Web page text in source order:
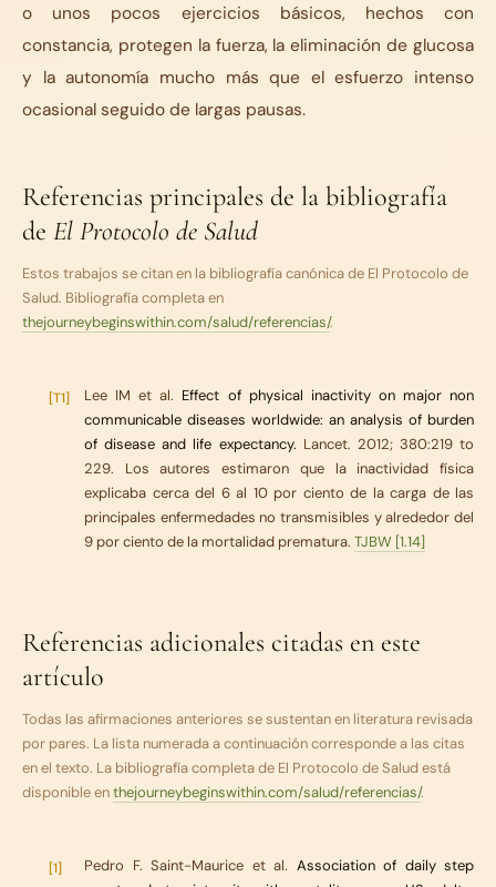
o unos pocos ejercicios básicos, hechos con
constancia, protegen la fuerza, la eliminación de glucosa
y la autonomía mucho más que el esfuerzo intenso
ocasional seguido de largas pausas.
Referencias principales de la bibliografía
de El Protocolo de Salud
Estos trabajos se citan en la bibliografía canónica de El Protocolo de
Salud. Bibliografía completa en
thejourneybeginswithin.com/salud/referencias/.
[T1] Lee IM et al. Effect of physical inactivity on major non
communicable diseases worldwide: an analysis of burden
of disease and life expectancy. Lancet. 2012; 380:219 to
229. Los autores estimaron que la inactividad física
explicaba cerca del 6 al 10 por ciento de la carga de las
principales enfermedades no transmisibles y alrededor del
9 por ciento de la mortalidad prematura. TJBW [1.14]
Referencias adicionales citadas en este
artículo
Todas las afirmaciones anteriores se sustentan en literatura revisada
por pares. La lista numerada a continuación corresponde a las citas
en el texto. La bibliografía completa de El Protocolo de Saludestá
disponible enthejourneybeginswithin.com/salud/referencias/.
[1] Pedro F. Saint-Maurice et al. Association of daily step